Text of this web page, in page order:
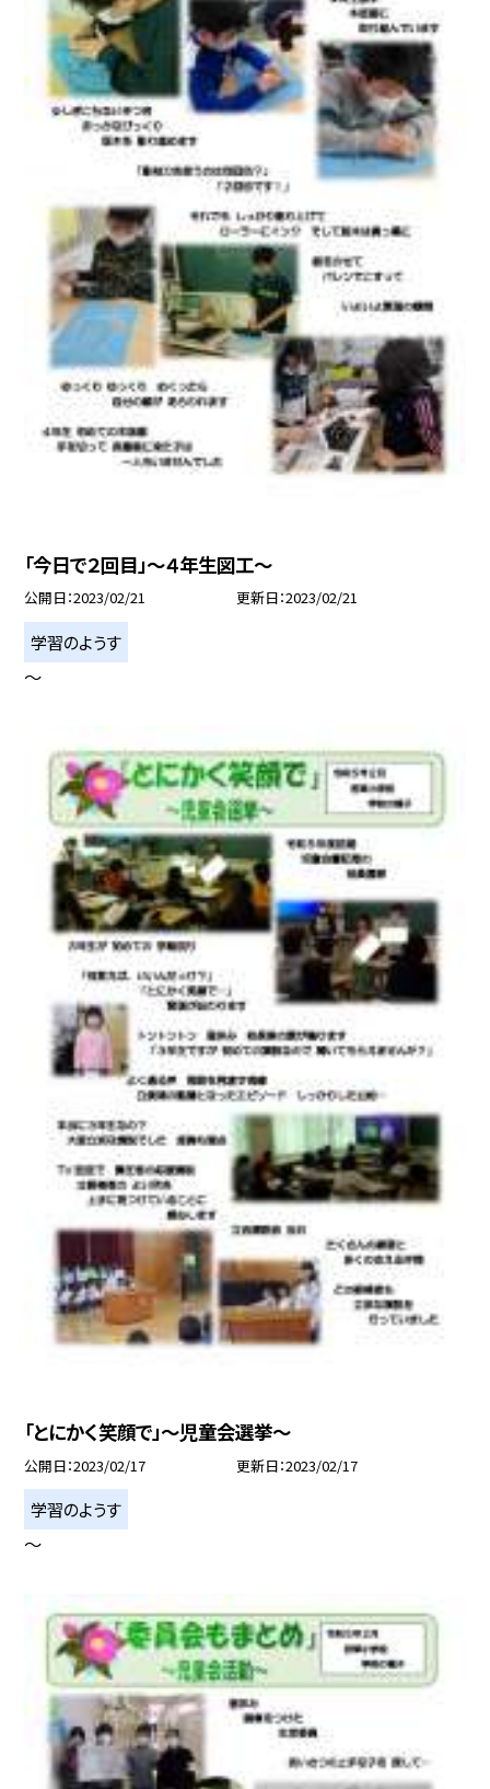
「今日で２回目」〜４年生図工〜
公開日 2023/02/21 更新日 2023/02/21
学習のようす
〜
「とにかく笑顔で」〜児童会選挙〜
公開日 2023/02/17 更新日 2023/02/17
学習のようす
〜